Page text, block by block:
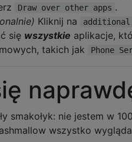
Draw over other apps .
Kliknij na additional
się wszystkie aplikacje,
takich jak
Phone
smakołyk: nie jestem w
wszystko